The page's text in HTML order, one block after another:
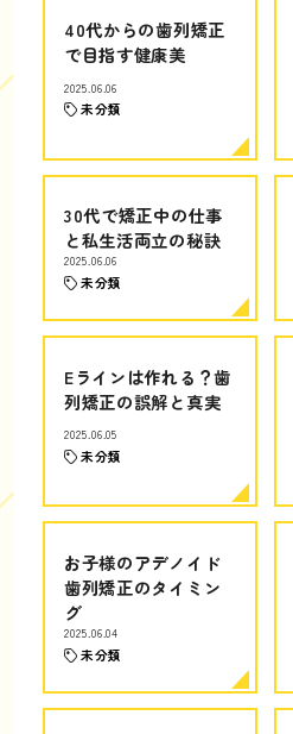
40代からの歯列矯正
で目指す健康美
2025.06.06
未分類
30代で矯正中の仕事
と私生活両立の秘訣
2025.06.06
未分類
Eラインは作れる？歯
列矯正の誤解と真実
2025.06.05
未分類
お子様のアデノイド
歯列矯正のタイミン
グ
2025.06.04
未分類